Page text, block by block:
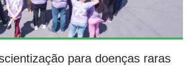
para doenças raras